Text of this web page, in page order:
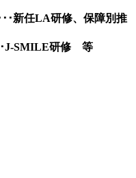
･新任LA研修、保障別推
･J-SMILE研修 等